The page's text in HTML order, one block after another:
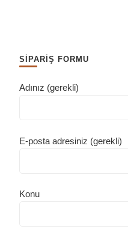
SİPARİŞ FORMU
Adınız (gerekli)
E-posta adresiniz (gerekli)
Konu